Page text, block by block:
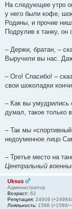
На следующее утро
у него были кофе,
Родины, и прочие
Подрулив к танку, он
– Держи, братан, –
Выручили вы нас.
– Ого! Спасибо! –
свои шоколадки
– Как вы умудрились
думал, такое
– Так мы
недоуменное лицо
– Третье место на
Центральный
Uksus
Администратор
Возраст: 62
Репутация: 24909
Лояльность: 1586 (+1586/